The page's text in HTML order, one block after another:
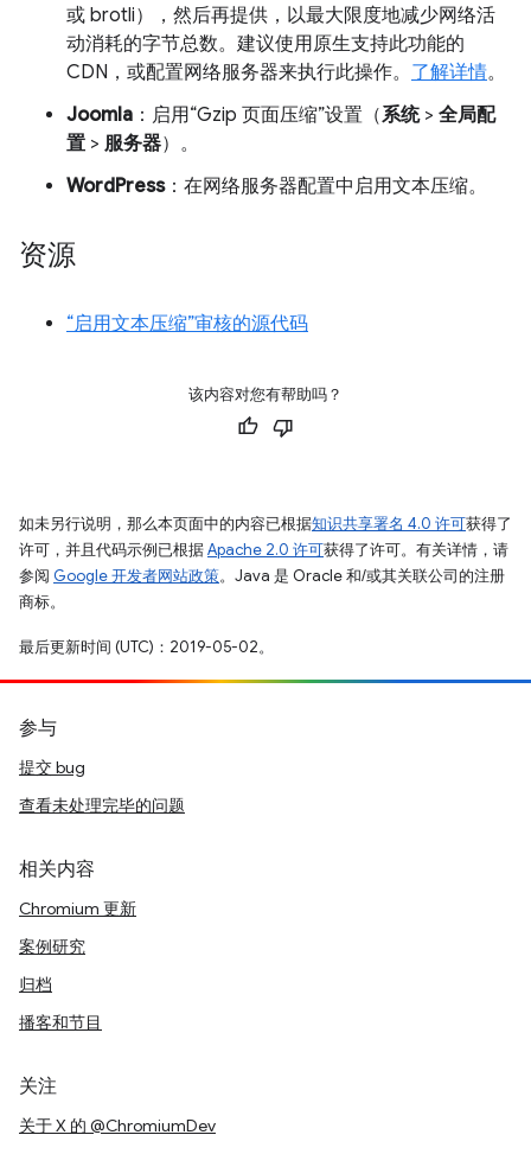
或 brotli），然后再提供，以最大限度地减少网络活
动消耗的字节总数。建议使用原生支持此功能的
CDN，或配置网络服务器来执行此操作。 了解详情。
Joomla ：启用“Gzip 页面压缩”设置（系统> 全局配
置 > 服务器）。
WordPress：在网络服务器配置中启用文本压缩。
资源
“启用文本压缩”审核的源代码
该内容对您有帮助吗？
如未另行说明，那么本页面中的内容已根据知识共享署名 4.0 许可获得了
许可，并且代码示例已根据Apache 2.0 许可获得了许可。有关详情，请
参阅 Google 开发者网站政策。Java 是 Oracle 和/或其关联公司的注册
商标。
最后更新时间 (UTC)：2019-05-02。
参与
提交 bug
查看未处理完毕的问题
相关内容
Chromium 更新
案例研究
归档
播客和节目
关注
关于 X 的 @ChromiumDev